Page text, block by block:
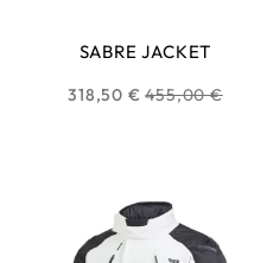
SABRE JACKET
318,50 € Prix
455,00 €